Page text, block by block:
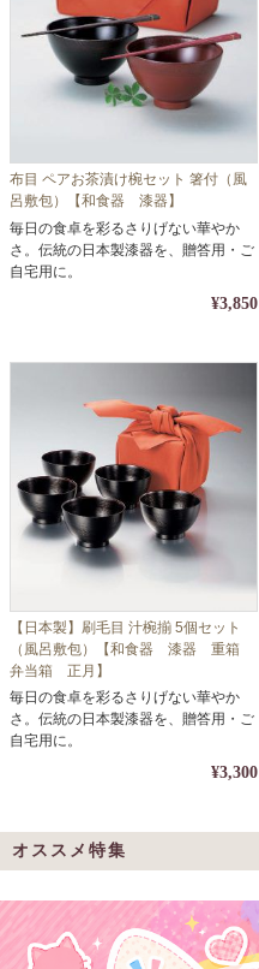
布目 ペアお茶漬け椀セット 箸付（風
呂敷包）【和食器 漆器】
毎日の食卓を彩るさりげない華やか
さ。伝統の日本製漆器を、贈答用・ご
自宅用に。
¥3,850
【日本製】刷毛目 汁椀揃 5個セット
（風呂敷包）【和食器 漆器 重箱
弁当箱 正月】
毎日の食卓を彩るさりげない華やか
さ。伝統の日本製漆器を、贈答用・ご
自宅用に。
¥3,300
オススメ特集